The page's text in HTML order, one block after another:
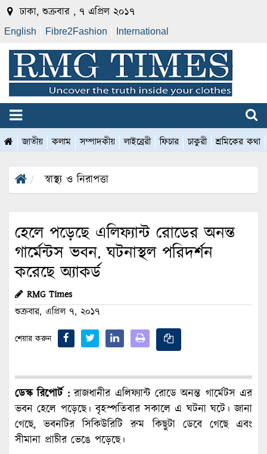
ঢাকা, শুক্রবার , ৭ এপ্রিল ২০১৭
English Fibre2Fashion International
জাতীয় কলাম সম্পাদকীয় লাইব্রেরী ফিচার চাকুরী শ্রমিকের কথা
স্বাস্থ্য ও নিরাপত্তা
হেলে পড়েছে এলিফ্যান্ট রোডের অনন্ত
গার্মেন্টস ভবন. ঘটনাস্থল পরিদর্শন
করেছে অ্যাকর্ড
RMG Times
শুক্রবার, এপ্রিল ৭, ২০১৭
শেয়ার করুন
ডেস্ক রিপোর্ট :রাজধানীর এলিফ্যান্ট রোডে অনন্ত গার্মেটস এর
ভবন হেলে পড়েছে। বৃহস্পতিবার সকালে এ ঘটনা ঘটে। জানা
গেছে, ভবনটির সিকিউরিটি রুম কিছুটা ডেবে গেছে এবং
সীমানা প্রাচীর ভেঙে পড়েছে।